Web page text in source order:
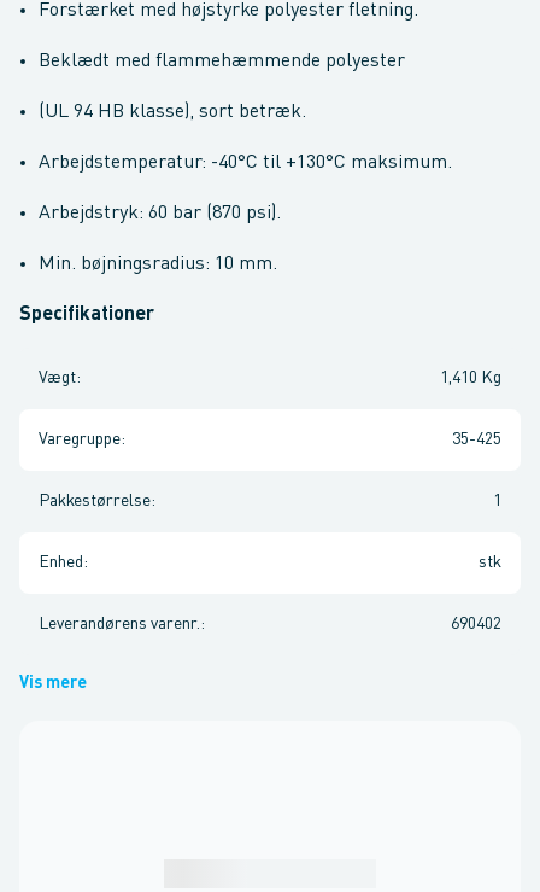
Forstærket med højstyrke polyester fletning.
Beklædt med flammehæmmende polyester
(UL 94 HB klasse), sort betræk.
Arbejdstemperatur: -40°C til +130°C maksimum.
Arbejdstryk: 60 bar (870 psi).
Min. bøjningsradius: 10 mm.
Specifikationer
Vægt: 1,410 Kg
Varegruppe: 35-425
Pakkestørrelse: 1
Enhed : stk
Leverandørens varenr. : 690402
Vis mere